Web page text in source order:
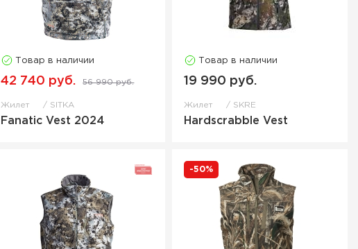
Товар в наличии
42 740 руб. 56 990 руб.
Жилет SITKA
Fanatic Vest 2024
Товар в наличии
19 990 руб.
Жилет SKRE
Hardscrabble Vest
-50%